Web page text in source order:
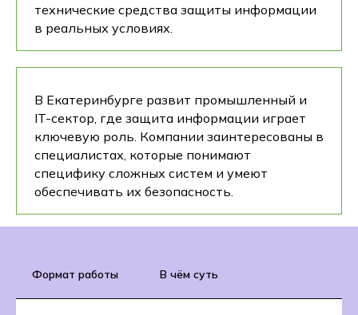
технические средства защиты информации
в реальных условиях.
В Екатеринбурге развит промышленный и
IT-сектор, где защита информации играет
ключевую роль. Компании заинтересованы в
специалистах, которые понимают
специфику сложных систем и умеют
обеспечивать их безопасность.
Формат работы В чём суть